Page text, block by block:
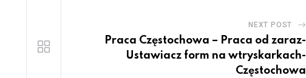
NEXT POST
Praca Częstochowa – Praca od zaraz-
Ustawiacz form na wtryskarkach-
Częstochowa